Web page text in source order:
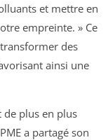
et mettre en
empreinte. » Ce
des
ainsi une
de plus en plus
a partagé son